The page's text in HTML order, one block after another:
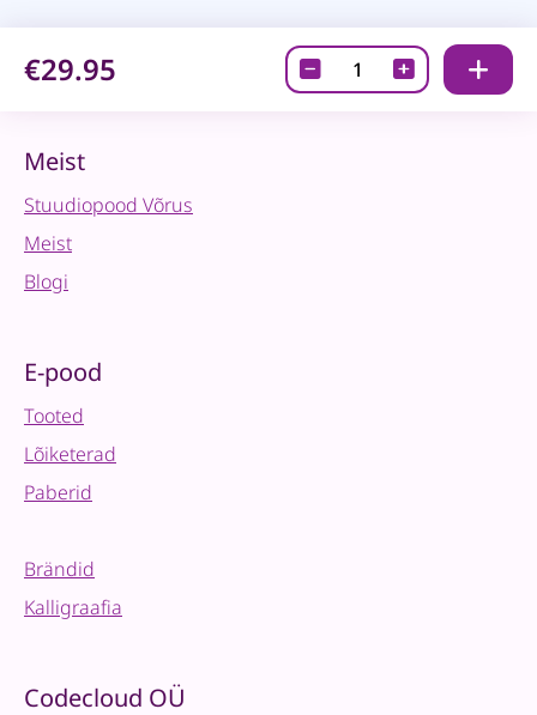
€29.95
Fusion
mineraalvärv
Meist
Stuudiopood Võrus
Meist
Blogi
E-pood
Tooted
Lõiketerad
Paberid
Brändid
Kalligraafia
Codecloud OÜ